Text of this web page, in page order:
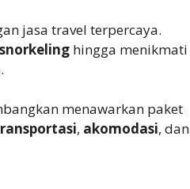
jasa travel terpercaya.
snorkeling hingga menikmati
menawarkan paket
, akomodasi, dan